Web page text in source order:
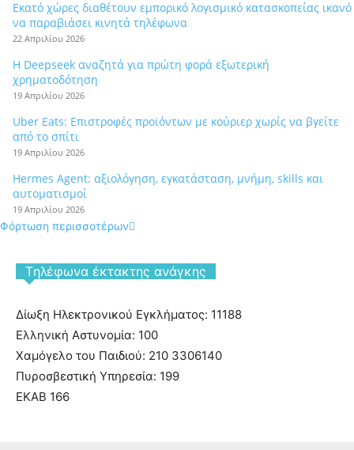
Εκατό χώρες διαθέτουν εμπορικό λογισμικό κατασκοπείας ικανό
να παραβιάσει κινητά τηλέφωνα
22 Απριλίου 2026
Η Deepseek αναζητά για πρώτη φορά εξωτερική
χρηματοδότηση
19 Απριλίου 2026
Uber Eats: Επιστροφές προϊόντων με κούριερ χωρίς να βγείτε
από το σπίτι
19 Απριλίου 2026
Hermes Agent: αξιολόγηση, εγκατάσταση, μνήμη, skills και
αυτοματισμοί
19 Απριλίου 2026
Φόρτωση περισσοτέρων
Tηλέφωνα έκτακτης ανάγκης
Δίωξη Ηλεκτρονικού Εγκλήματος: 11188
Ελληνική Αστυνομία: 100
Χαμόγελο του Παιδιού: 210 3306140
Πυροσβεστική Υπηρεσία: 199
ΕΚΑΒ 166